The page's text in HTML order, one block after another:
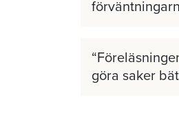
göra saker